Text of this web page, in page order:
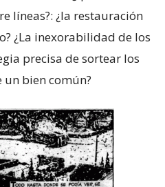
líneas?: ¿la restauración
¿La inexorabilidad de los
precisa de sortear los
un bien común?